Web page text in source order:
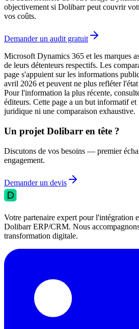
objectivement si Dolibarr peut couvrir
vos coûts.
Demander un audit gratuit
Microsoft Dynamics 365 et les marques
de leurs détenteurs respectifs. Les
page s'appuient sur les informations
avril 2026 et peuvent ne plus refléter
Pour l'information la plus récente,
éditeurs. Cette page a un but informatif et
juridique ni une comparaison exhaustive.
Un projet Dolibarr en tête ?
Discutons de vos besoins — premier
engagement.
Demander un devis
Votre partenaire expert pour l'intégration
Dolibarr ERP/CRM. Nous
transformation digitale.